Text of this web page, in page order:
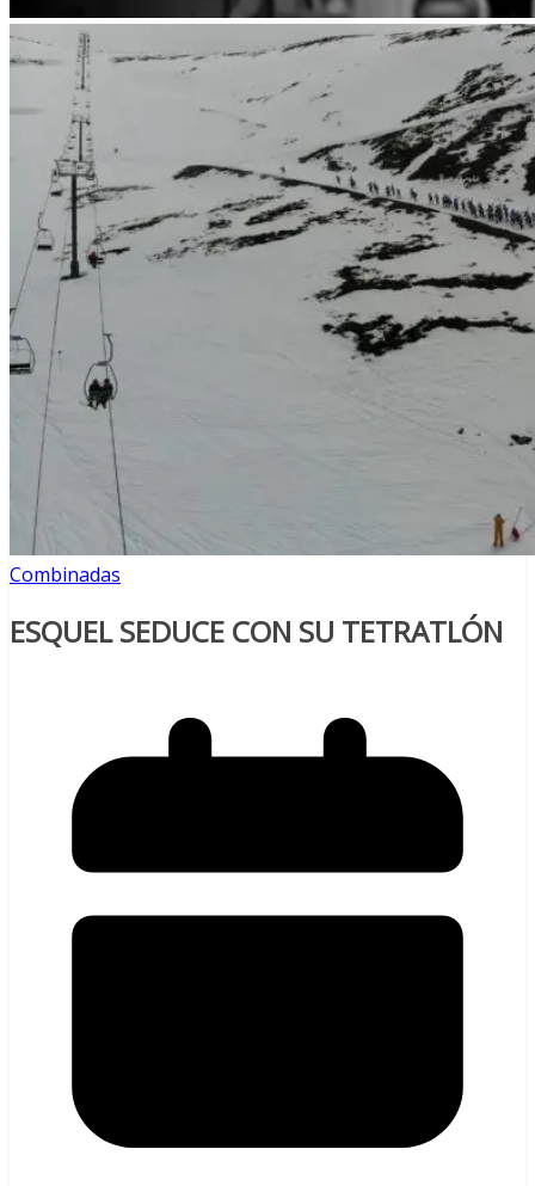
Combinadas
ESQUEL SEDUCE CON SU TETRATLÓN